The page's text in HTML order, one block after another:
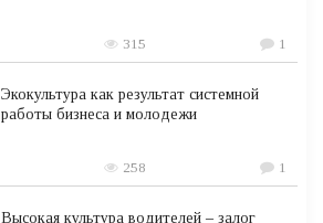
315 1
Экокультура как результат системной
работы бизнеса и молодежи
258 1
Высокая культура водителей – залог